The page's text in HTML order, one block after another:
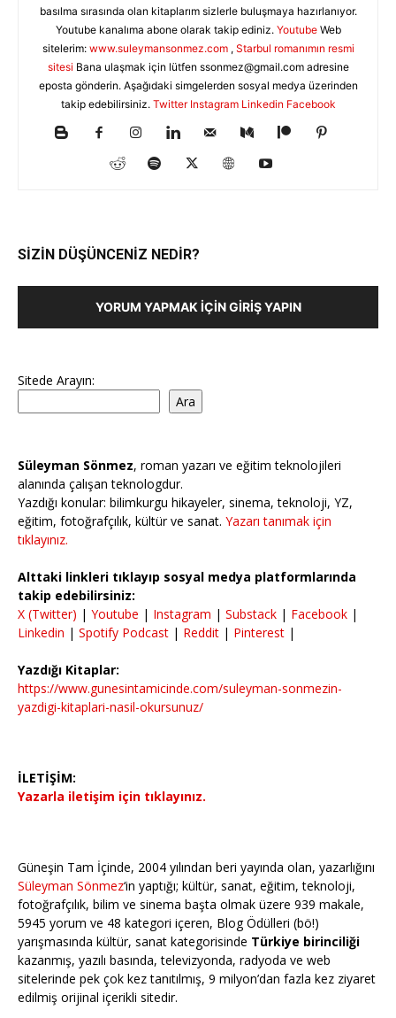
basılma sırasında olan kitaplarım sizlerle buluşmaya hazırlanıyor.
Youtube kanalıma abone olarak takip ediniz. YoutubeWeb
sitelerim: www.suleymansonmez.com , Starbul romanımın resmi
sitesi Bana ulaşmak için lütfen ssonmez@gmail.comadresine
eposta gönderin. Aşağıdaki simgelerden sosyal medya üzerinden
takip edebilirsiniz. Twitter Instagram Linkedin Facebook
SİZİN DÜŞÜNCENİZ NEDİR?
YORUM YAPMAK İÇIN GIRIŞ YAPIN
Sitede Arayın:
Ara
Süleyman Sönmez, roman yazarı ve eğitim teknolojileri
alanında çalışan teknologdur.
Yazdığı konular: bilimkurgu hikayeler, sinema, teknoloji, YZ,
eğitim, fotoğrafçılık, kültür ve sanat. Yazarı tanımak için
tıklayınız.
Alttaki linkleri tıklayıp sosyal medya platformlarında
takip edebilirsiniz:
X (Twitter) | Youtube | Instagram | Substack | Facebook |
Linkedin | Spotify Podcast | Reddit | Pinterest |
Yazdığı Kitaplar:
https://www.gunesintamicinde.com/suleyman-sonmezin-
yazdigi-kitaplari-nasil-okursunuz/
İLETİŞİM:
Yazarla iletişim için tıklayınız.
Güneşin Tam İçinde, 2004 yılından beri yayında olan, yazarlığını
Süleyman Sönmez‘in yaptığı; kültür, sanat, eğitim, teknoloji,
fotoğrafçılık, bilim ve sinema başta olmak üzere 939 makale,
5945 yorum ve 48 kategori içeren, Blog Ödülleri (bö!)
yarışmasında kültür, sanat kategorisinde Türkiye birinciliği
kazanmış, yazılı basında, televizyonda, radyoda ve web
sitelerinde pek çok kez tanıtılmış, 9 milyon’dan fazla kez ziyaret
edilmiş orijinal içerikli sitedir.